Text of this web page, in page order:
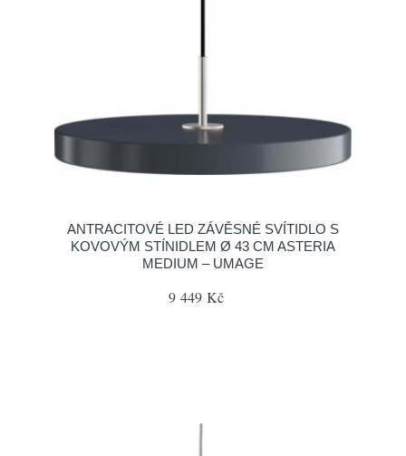
ANTRACITOVÉ LED ZÁVĚSNÉ SVÍTIDLO S
KOVOVÝM STÍNIDLEM Ø 43 CM ASTERIA
MEDIUM – UMAGE
9 449 Kč